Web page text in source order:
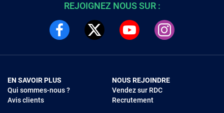
REJOIGNEZ NOUS SUR :
EN SAVOIR PLUS
Qui sommes-nous ?
Avis clients
NOUS REJOINDRE
Vendez sur RDC
Recrutement